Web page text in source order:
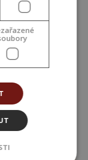
;
(EO) ;
a
formaldehydu
; PEG ; EDTA ;
; složek z
složka
;